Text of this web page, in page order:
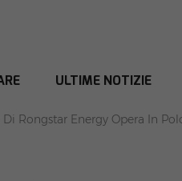
ULTIME NOTIZIE
OPERA IN
Di Rongstar Energy Opera In